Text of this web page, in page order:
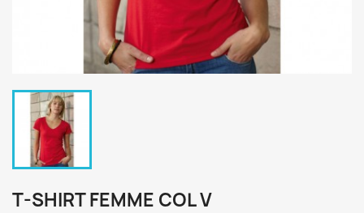
T-SHIRT FEMME COL V